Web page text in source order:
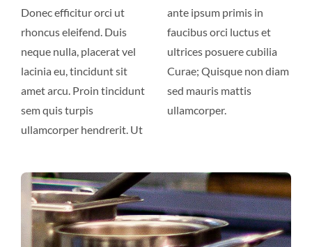
Donec efficitur orci ut
rhoncus eleifend. Duis
neque nulla, placerat vel
lacinia eu, tincidunt sit
amet arcu. Proin tincidunt
sem quis turpis
ullamcorper hendrerit. Ut
ante ipsum primis in
faucibus orci luctus et
ultrices posuere cubilia
Curae; Quisque non diam
sed mauris mattis
ullamcorper.